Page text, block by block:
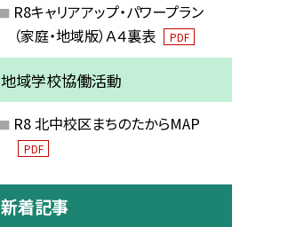
R8キャリアアップ・パワープラン
（家庭・地域版）Ａ４裏表
PDF
地域学校協働活動
R8 北中校区まちのたからMAP
PDF
新着記事